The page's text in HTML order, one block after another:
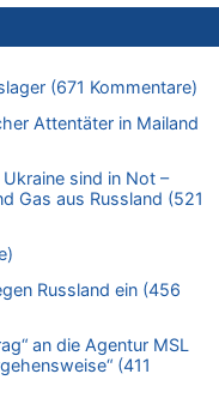
ist jetzt amtlich
Nachbarn
ist jetzt amtlich
ist jetzt amtlich
ermordet haben
zu
ist jetzt amtlich
(671 Kommentare)
Attentäter in Mailand
sind in Not –
Gas aus Russland (521
Russland ein (456
an die Agentur MSL
(411